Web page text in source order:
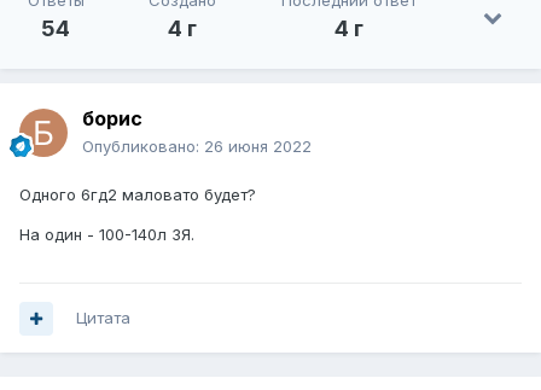
54 4 г 4 г
борис
Опубликовано: 26 июня 2022
Одного 6гд2 маловато будет?
На один - 100-140л ЗЯ.
Цитата